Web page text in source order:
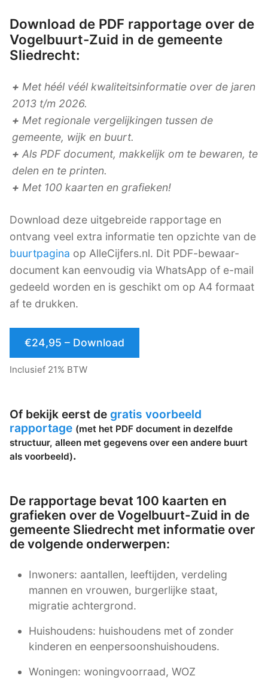
Download de PDF rapportage over de
Vogelbuurt-Zuid in de gemeente
Sliedrecht:
+ Met héél véél kwaliteitsinformatie over de jaren
2013 t/m 2026.
+ Met regionale vergelijkingen tussen de
gemeente, wijk en buurt.
+ Als PDF document, makkelijk om te bewaren, te
delen en te printen.
+ Met 100 kaarten en grafieken!
Download deze uitgebreide rapportage en
ontvang veel extra informatie ten opzichte van de
buurtpagina op AlleCijfers.nl. Dit PDF-bewaar-
document kan eenvoudig via WhatsApp of e-mail
gedeeld worden en is geschikt om op A4 formaat
af te drukken.
€24,95 – Download
Inclusief 21% BTW
Of bekijk eerst de gratis voorbeeld
rapportage (met het PDF document in dezelfde
structuur, alleen met gegevens over een andere buurt
als voorbeeld).
De rapportage bevat 100 kaarten en
grafieken over de Vogelbuurt-Zuid in de
gemeente Sliedrecht met informatie over
de volgende onderwerpen:
Inwoners: aantallen, leeftijden, verdeling
mannen en vrouwen, burgerlijke staat,
migratie achtergrond.
Huishoudens: huishoudens met of zonder
kinderen en eenpersoonshuishoudens.
Woningen: woningvoorraad, WOZ